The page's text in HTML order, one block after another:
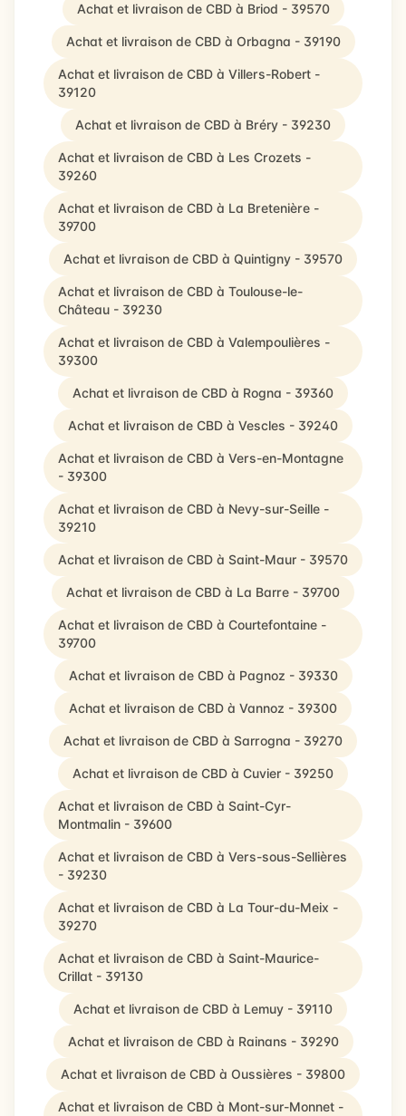
Achat et livraison de CBD à Briod - 39570
Achat et livraison de CBD à Orbagna - 39190
Achat et livraison de CBD à Villers-Robert -
39120
Achat et livraison de CBD à Bréry - 39230
Achat et livraison de CBD à Les Crozets -
39260
Achat et livraison de CBD à La Bretenière -
39700
Achat et livraison de CBD à Quintigny - 39570
Achat et livraison de CBD à Toulouse-le-
Château - 39230
Achat et livraison de CBD à Valempoulières -
39300
Achat et livraison de CBD à Rogna - 39360
Achat et livraison de CBD à Vescles - 39240
Achat et livraison de CBD à Vers-en-Montagne
- 39300
Achat et livraison de CBD à Nevy-sur-Seille -
39210
Achat et livraison de CBD à Saint-Maur - 39570
Achat et livraison de CBD à La Barre - 39700
Achat et livraison de CBD à Courtefontaine -
39700
Achat et livraison de CBD à Pagnoz - 39330
Achat et livraison de CBD à Vannoz - 39300
Achat et livraison de CBD à Sarrogna - 39270
Achat et livraison de CBD à Cuvier - 39250
Achat et livraison de CBD à Saint-Cyr-
Montmalin - 39600
Achat et livraison de CBD à Vers-sous-Sellières
- 39230
Achat et livraison de CBD à La Tour-du-Meix -
39270
Achat et livraison de CBD à Saint-Maurice-
Crillat - 39130
Achat et livraison de CBD à Lemuy - 39110
Achat et livraison de CBD à Rainans - 39290
Achat et livraison de CBD à Oussières - 39800
Achat et livraison de CBD à Mont-sur-Monnet -